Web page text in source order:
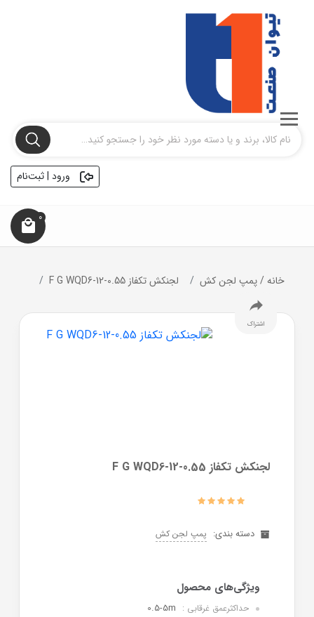
ورود | ثبت‌نام
0
خانه/پمپ لجن کش لجنکش تکفاز F G WQD6-12-0.55
اشتراک
لجنکش تکفاز F G WQD6-12-0.55
دسته بندی: پمپ لجن کش
حداکثرعمق غرقابی : 0.5-5m